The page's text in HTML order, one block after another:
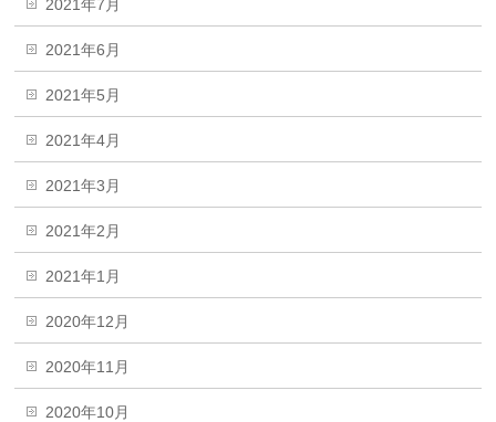
2021年7月
2021年6月
2021年5月
2021年4月
2021年3月
2021年2月
2021年1月
2020年12月
2020年11月
2020年10月